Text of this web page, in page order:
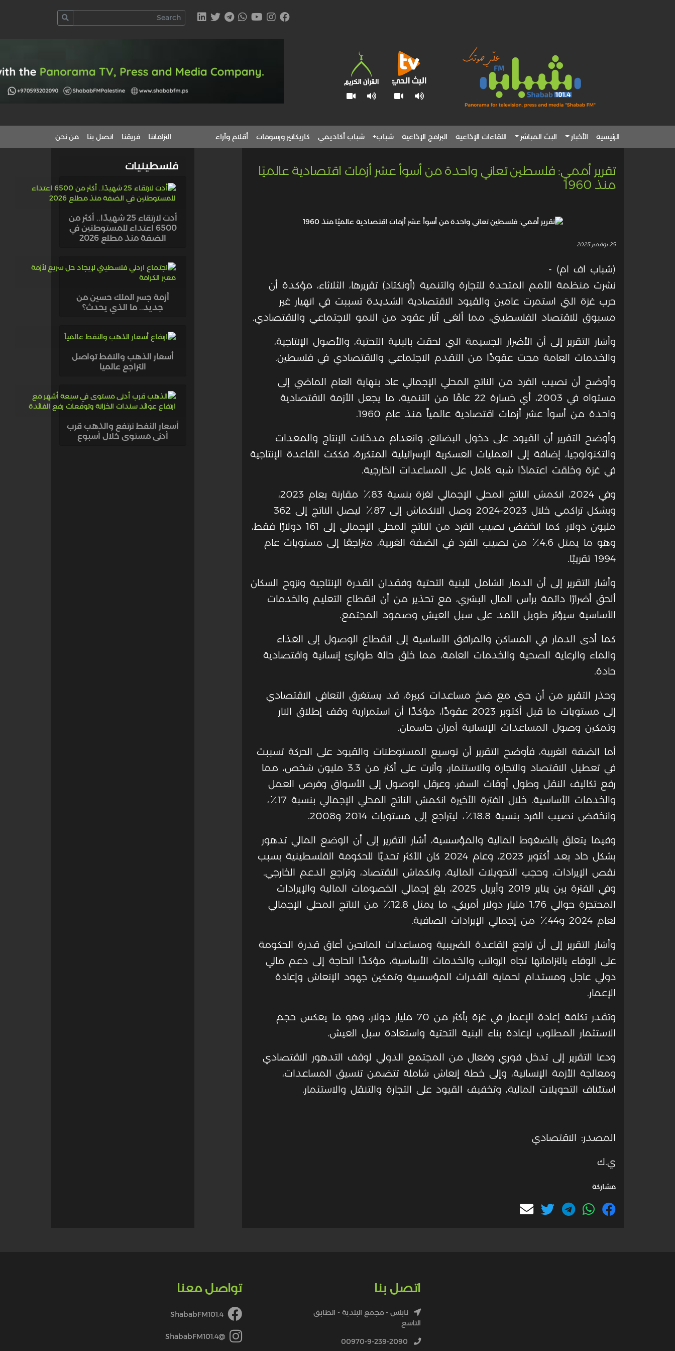
الرئيسية الأخبار البث المباشر اللقاءات الإذاعية البرامج الإذاعية شباب+ شباب أكاديمي كاريكاتير ورسومات أقلام وآراء التزاماتنا فريقنا اتصل بنا من نحن
تقرير أممي: فلسطين تعاني واحدة من أسوأ عشر أزمات اقتصادية عالميًا
منذ 1960
25 نوفمبر 2025
(شباب اف ام) -
نشرت منظمة الأمم المتحدة للتجارة والتنمية (أونكتاد) تقريرها، الثلاثاء، مؤكدة أن
حرب غزة التي استمرت عامين والقيود الاقتصادية الشديدة تسببت في انهيار غير
مسبوق للاقتصاد الفلسطيني، مما ألغى آثار عقود من النمو الاجتماعي والاقتصادي.
وأشار التقرير إلى أن الأضرار الجسيمة التي لحقت بالبنية التحتية، والأصول الإنتاجية،
والخدمات العامة محت عقودًا من التقدم الاجتماعي والاقتصادي في فلسطين.
وأوضح أن نصيب الفرد من الناتج المحلي الإجمالي عاد بنهاية العام الماضي إلى
مستواه في 2003، أي خسارة 22 عامًا من التنمية، ما يجعل الأزمة الاقتصادية
واحدة من أسوأ عشر أزمات اقتصادية عالمياً منذ عام 1960.
وأوضح التقرير أن القيود على دخول البضائع، وانعدام مدخلات الإنتاج والمعدات
والتكنولوجيا، إضافة إلى العمليات العسكرية الإسرائيلية المتكررة، فككت القاعدة الإنتاجية
في غزة وخلقت اعتمادًا شبه كامل على المساعدات الخارجية.
وفي 2024، انكمش الناتج المحلي الإجمالي لغزة بنسبة 83٪ مقارنة بعام 2023،
وبشكل تراكمي خلال 2023-2024 وصل الانكماش إلى 87٪ ليصل الناتج إلى 362
مليون دولار. كما انخفض نصيب الفرد من الناتج المحلي الإجمالي إلى 161 دولارًا فقط،
وهو ما يمثل 4.6٪ من نصيب الفرد في الضفة الغربية، متراجعًا إلى مستويات عام
1994 تقريبًا.
وأشار التقرير إلى أن الدمار الشامل للبنية التحتية وفقدان القدرة الإنتاجية ونزوح السكان
ألحق أضرارًا دائمة برأس المال البشري، مع تحذير من أن انقطاع التعليم والخدمات
الأساسية سيؤثر طويل الأمد على سبل العيش وصمود المجتمع.
كما أدى الدمار في المساكن والمرافق الأساسية إلى انقطاع الوصول إلى الغذاء
والماء والرعاية الصحية والخدمات العامة، مما خلق حالة طوارئ إنسانية واقتصادية
حادة.
وحذر التقرير من أن حتى مع ضخ مساعدات كبيرة، قد يستغرق التعافي الاقتصادي
إلى مستويات ما قبل أكتوبر 2023 عقودًا، مؤكدًا أن استمرارية وقف إطلاق النار
وتمكين وصول المساعدات الإنسانية أمران حاسمان.
أما الضفة الغربية، فأوضح التقرير أن توسيع المستوطنات والقيود على الحركة تسببت
في تعطيل الاقتصاد والتجارة والاستثمار، وأثرت على أكثر من 3.3 مليون شخص، مما
رفع تكاليف النقل وطول أوقات السفر، وعرقل الوصول إلى الأسواق وفرص العمل
والخدمات الأساسية. خلال الفترة الأخيرة انكمش الناتج المحلي الإجمالي بنسبة 17٪،
وانخفض نصيب الفرد بنسبة 18.8٪، ليتراجع إلى مستويات 2014 و2008.
وفيما يتعلق بالضغوط المالية والمؤسسية، أشار التقرير إلى أن الوضع المالي تدهور
بشكل حاد بعد أكتوبر 2023، وعام 2024 كان الأكثر تحديًا للحكومة الفلسطينية بسبب
نقص الإيرادات، وحجب التحويلات المالية، وانكماش الاقتصاد، وتراجع الدعم الخارجي.
وفي الفترة بين يناير 2019 وأبريل 2025، بلغ إجمالي الخصومات المالية والإيرادات
المحتجزة حوالي 1.76 مليار دولار أمريكي، ما يمثل 12.8٪ من الناتج المحلي الإجمالي
لعام 2024 و44٪ من إجمالي الإيرادات الصافية.
وأشار التقرير إلى أن تراجع القاعدة الضريبية ومساعدات المانحين أعاق قدرة الحكومة
على الوفاء بالتزاماتها تجاه الرواتب والخدمات الأساسية، مؤكدًا الحاجة إلى دعم مالي
دولي عاجل ومستدام لحماية القدرات المؤسسية وتمكين جهود الإنعاش وإعادة
الإعمار.
وتقدر تكلفة إعادة الإعمار في غزة بأكثر من 70 مليار دولار، وهو ما يعكس حجم
الاستثمار المطلوب لإعادة بناء البنية التحتية واستعادة سبل العيش.
ودعا التقرير إلى تدخل فوري وفعال من المجتمع الدولي لوقف التدهور الاقتصادي
ومعالجة الأزمة الإنسانية، وإلى خطة إنعاش شاملة تتضمن تنسيق المساعدات،
استئناف التحويلات المالية، وتخفيف القيود على التجارة والتنقل والاستثمار.
المصدر: الاقتصادي
ي.ك
مشاركة
فلسطينيات
أدت لارتقاء 25 شهيدًا.. أكثر من
6500 اعتداء للمستوطنين في
الضفة منذ مطلع 2026
أزمة جسر الملك حسين من
جديد.. ما الذي يحدث؟
أسعار الذهب والنفط تواصل
التراجع عالميا
أسعار النفط ترتفع والذهب قرب
أدنى مستوى خلال أسبوع
اتصل بنا
نابلس - مجمع البلدية - الطابق
التاسع
00970-9-239-2090
تواصل معنا
ShababFM101.4
@ShababFM101.4